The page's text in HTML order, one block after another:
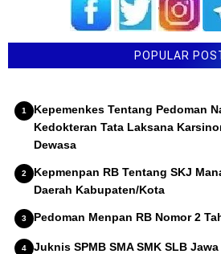
POPULAR
Kepemenkes Tentang Pedoman
Kedokteran Tata Laksana
Dewasa
Kepmenpan RB Tentang SKJ
Daerah Kabupaten/Kota
Pedoman Menpan RB Nomor 2
Juknis SPMB SMA SMK SLB